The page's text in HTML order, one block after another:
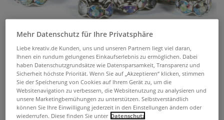
Strass + Glitzersteine
Filtern & Sortieren
Mehr Datenschutz für Ihre Privatsphäre
Liebe kreativ.de Kunden, uns und unseren Partnern liegt viel daran,
Ihnen ein rundum gelungenes Einkaufserlebnis zu ermöglichen. Dabei
haben Datenschutzgrundsätze wie Datensparsamkeit, Transparenz und
Sicherheit höchste Priorität. Wenn Sie auf „Akzeptieren“ klicken, stimmen
Sie der Speicherung von Cookies auf Ihrem Gerät zu, um die
Websitenavigation zu verbessern, die Websitenutzung zu analysieren und
unsere Marketingbemühungen zu unterstützen. Selbstverständlich
können Sie Ihre Einwilligung jederzeit in den Einstellungen ändern oder
wiederrufen. Diese finden Sie unter Datenschutz